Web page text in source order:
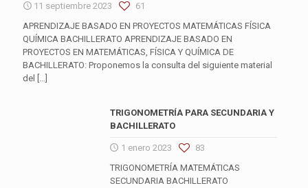
11 septiembre 2023
61
APRENDIZAJE BASADO EN PROYECTOS MATEMÁTICAS FÍSICA
QUÍMICA BACHILLERATO APRENDIZAJE BASADO EN
PROYECTOS EN MATEMÁTICAS, FÍSICA Y QUÍMICA DE
BACHILLERATO: Proponemos la consulta del siguiente material
del
[…]
TRIGONOMETRÍA PARA SECUNDARIA Y
BACHILLERATO
1 enero 2023
83
TRIGONOMETRÍA MATEMÁTICAS
SECUNDARIA BACHILLERATO